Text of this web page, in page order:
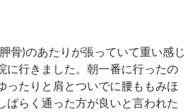
骨)のあたりが張っていて重い感じ
に行きました。朝一番に行ったの
ったりと肩とついでに腰ももみほ
ばらく通った方が良いと言われた